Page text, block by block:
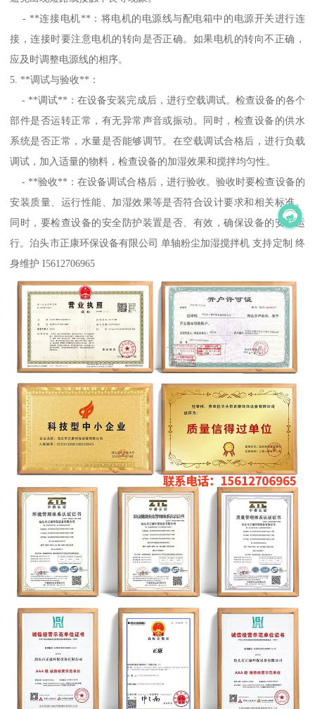
- **连接电机**：将电机的电源线与配电箱中的电源开关进行连
接，连接时要注意电机的转向是否正确。如果电机的转向不正确，
应及时调整电源线的相序。
5. **调试与验收**：
- **调试**：在设备安装完成后，进行空载调试。检查设备的各个
部件是否运转正常，有无异常声音或振动。同时，检查设备的供水
系统是否正常，水量是否能够调节。在空载调试合格后，进行负载
调试，加入适量的物料，检查设备的加湿效果和搅拌均匀性。
- **验收**：在设备调试合格后，进行验收。验收时要检查设备的
安装质量、运行性能、加湿效果等是否符合设计要求和相关标准。
同时，要检查设备的安全防护装置是否、有效，确保设备的安全运
行。泊头市正康环保设备有限公司 单轴粉尘加湿搅拌机 支持定制 终
身维护 I5612706965